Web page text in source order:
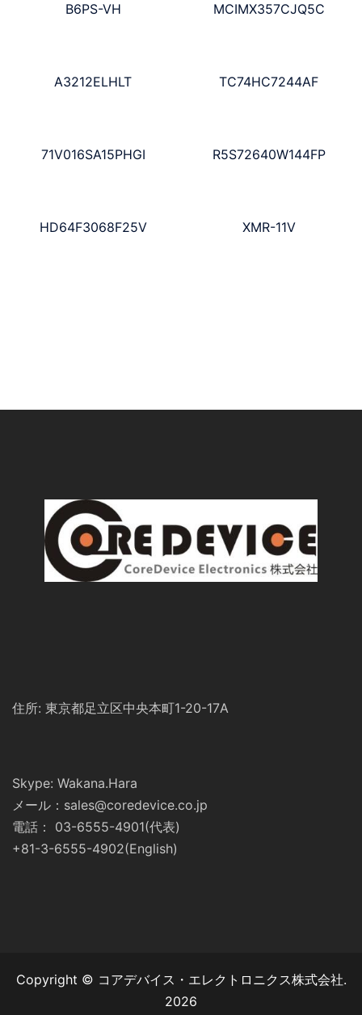
B6PS-VH MCIMX357CJQ5C
A3212ELHLT TC74HC7244AF
71V016SA15PHGI R5S72640W144FP
HD64F3068F25V XMR-11V
住所: 東京都足立区中央本町1-20-17A
Skype: Wakana.Hara
メール：sales@coredevice.co.jp
電話： 03-6555-4901(代表)
+81-3-6555-4902(English)
Copyright © コアデバイス・エレクトロニクス株式会社.
2026